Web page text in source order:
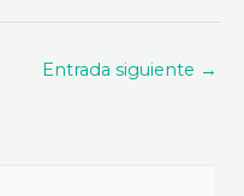
Entrada siguiente →